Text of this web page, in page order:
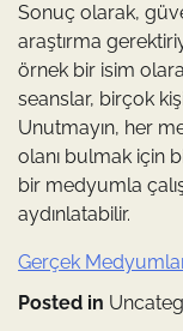
Sonuç olarak,
araştırma
örnek bir isim
seanslar, birçok
Unutmayın, her
olanı bulmak için
bir medyumla
aydınlatabilir.
Gerçek
Posted in